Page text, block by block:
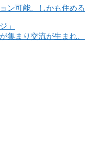
ン可能、しかも住め
集まり交流が生まれ